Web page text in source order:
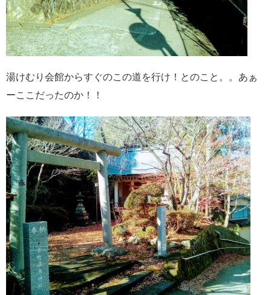
湯けむり会館からすぐのこの道を行け！とのこと。。あぁ
ーここだったのか！！